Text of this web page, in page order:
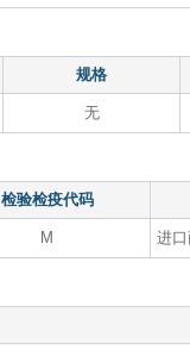
规格
无
检验检疫代码
M 进